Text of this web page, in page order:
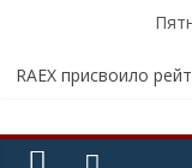
RAEX присвоило
СМИ: мошенники